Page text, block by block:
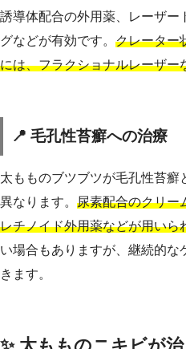
誘導体配合の外用薬、レーザー
グなどが有効です。 クレーター
には、フラクショナルレーザー
📍 毛孔性苔癬への治療
太もものブツブツが毛孔性苔
異なります。 尿素配合のクリー
レチノイド外用薬などが用いら
い場合もありますが、継続的
きます。